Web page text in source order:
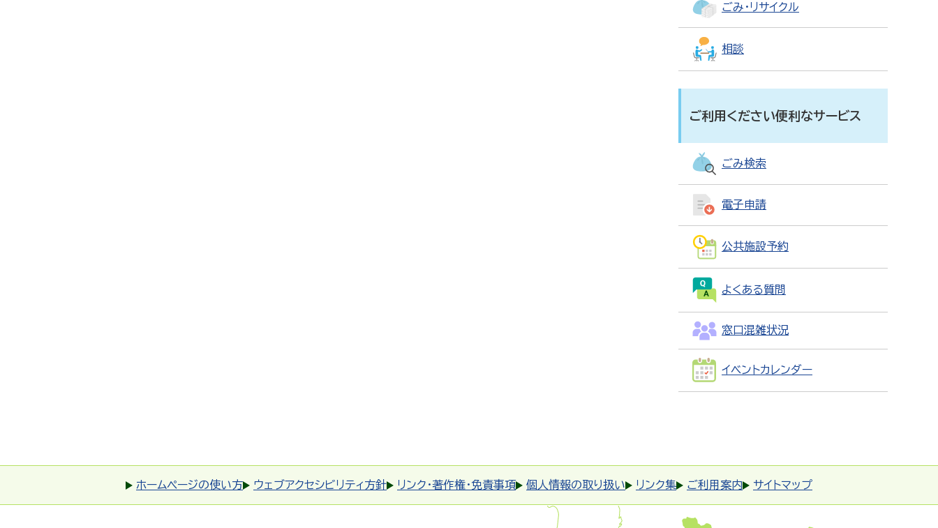
ごみ・リサイクル
相談
ご利用ください便利なサービス
ごみ検索
電子申請
公共施設予約
よくある質問
窓口混雑状況
イベントカレンダー
ホームページの使い方 ウェブアクセシビリティ方針 リンク・著作権・免責事項 個人情報の取り扱い リンク集 ご利用案内 サイトマップ